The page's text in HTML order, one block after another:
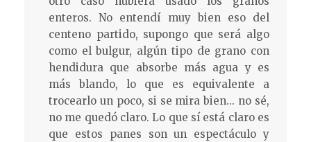
enteros. No entendí muy bien eso del
centeno partido, supongo que será algo
como el bulgur, algún tipo de grano con
hendidura que absorbe más agua y es
más blando, lo que es equivalente a
trocearlo un poco, si se mira bien... no sé,
no me quedó claro. Lo que sí está claro es
que estos panes son un espectáculo y